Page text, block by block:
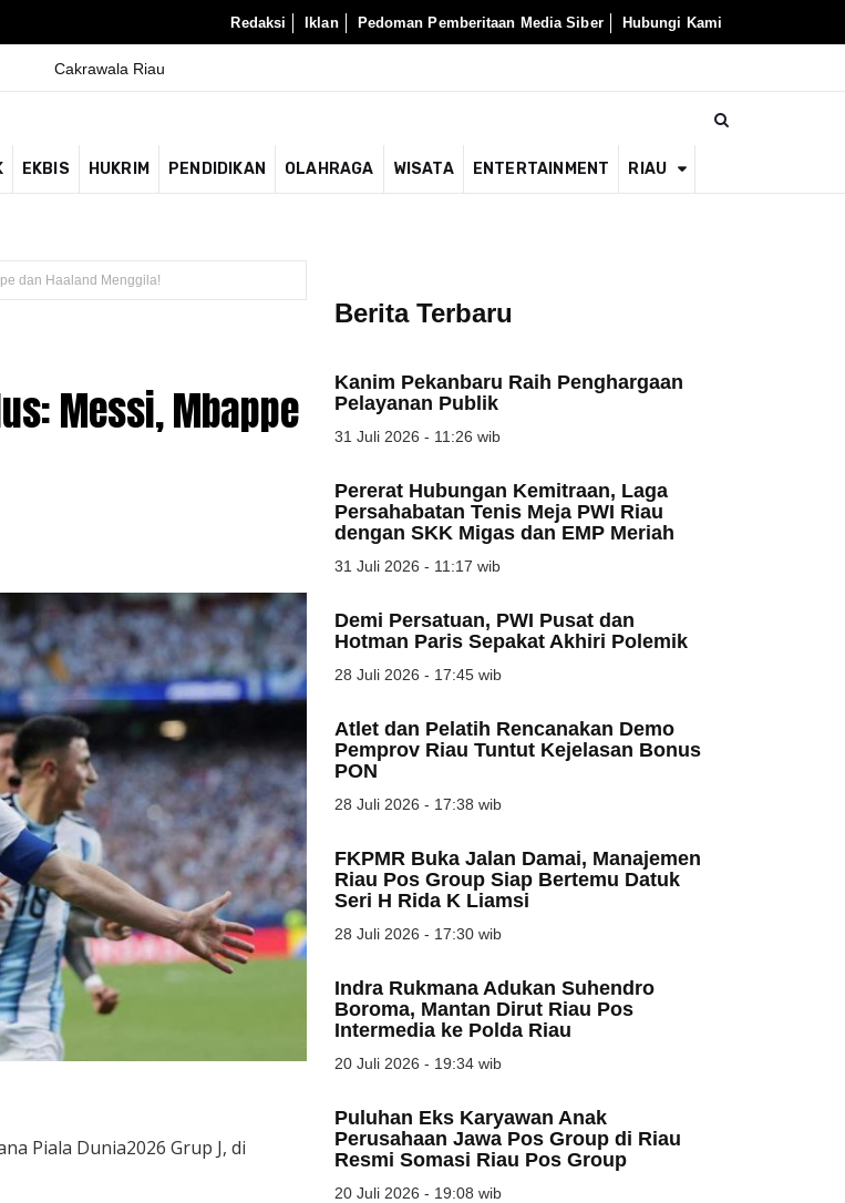
Redaksi Iklan Pedoman Pemberitaan Media Siber Hubungi Kami
EKBIS HUKRIM PENDIDIKAN OLAHRAGA WISATA ENTERTAINMENT RIAU
dan Haaland Menggila!
Messi, Mbappe
Piala Dunia2026 Grup J, di
Berita Terbaru
Kanim Pekanbaru Raih Penghargaan
Pelayanan Publik
31 Juli 2026 - 11:26 wib
Pererat Hubungan Kemitraan, Laga
Persahabatan Tenis Meja PWI Riau
dengan SKK Migas dan EMP Meriah
31 Juli 2026 - 11:17 wib
Demi Persatuan, PWI Pusat dan
Hotman Paris Sepakat Akhiri Polemik
28 Juli 2026 - 17:45 wib
Atlet dan Pelatih Rencanakan Demo
Pemprov Riau Tuntut Kejelasan Bonus
PON
28 Juli 2026 - 17:38 wib
FKPMR Buka Jalan Damai, Manajemen
Riau Pos Group Siap Bertemu Datuk
Seri H Rida K Liamsi
28 Juli 2026 - 17:30 wib
Indra Rukmana Adukan Suhendro
Boroma, Mantan Dirut Riau Pos
Intermedia ke Polda Riau
20 Juli 2026 - 19:34 wib
Puluhan Eks Karyawan Anak
Perusahaan Jawa Pos Group di Riau
Resmi Somasi Riau Pos Group
20 Juli 2026 - 19:08 wib